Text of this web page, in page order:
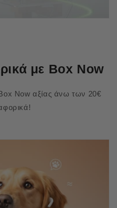
με Box Now
Now αξίας άνω των 20€